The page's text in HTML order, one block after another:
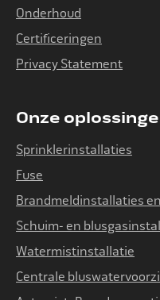
Onderhoud
Certificeringen
Privacy Statement
Onze
Sprinklerinstallaties
Fuse
Brandmeldinstallaties
Schuim- en
Watermistinstallatie
Centrale